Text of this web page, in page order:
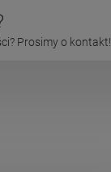
Prosimy o kontakt!